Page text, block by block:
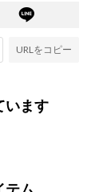
URLをコピー
います